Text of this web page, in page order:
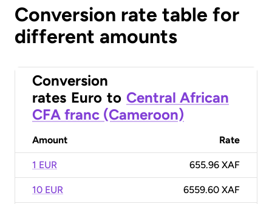
Conversion rate table for
different amounts
Conversion
rates Euro to Central African
CFA franc (Cameroon)
Amount Rate
1 EUR 655.96 XAF
10 EUR 6559.60 XAF